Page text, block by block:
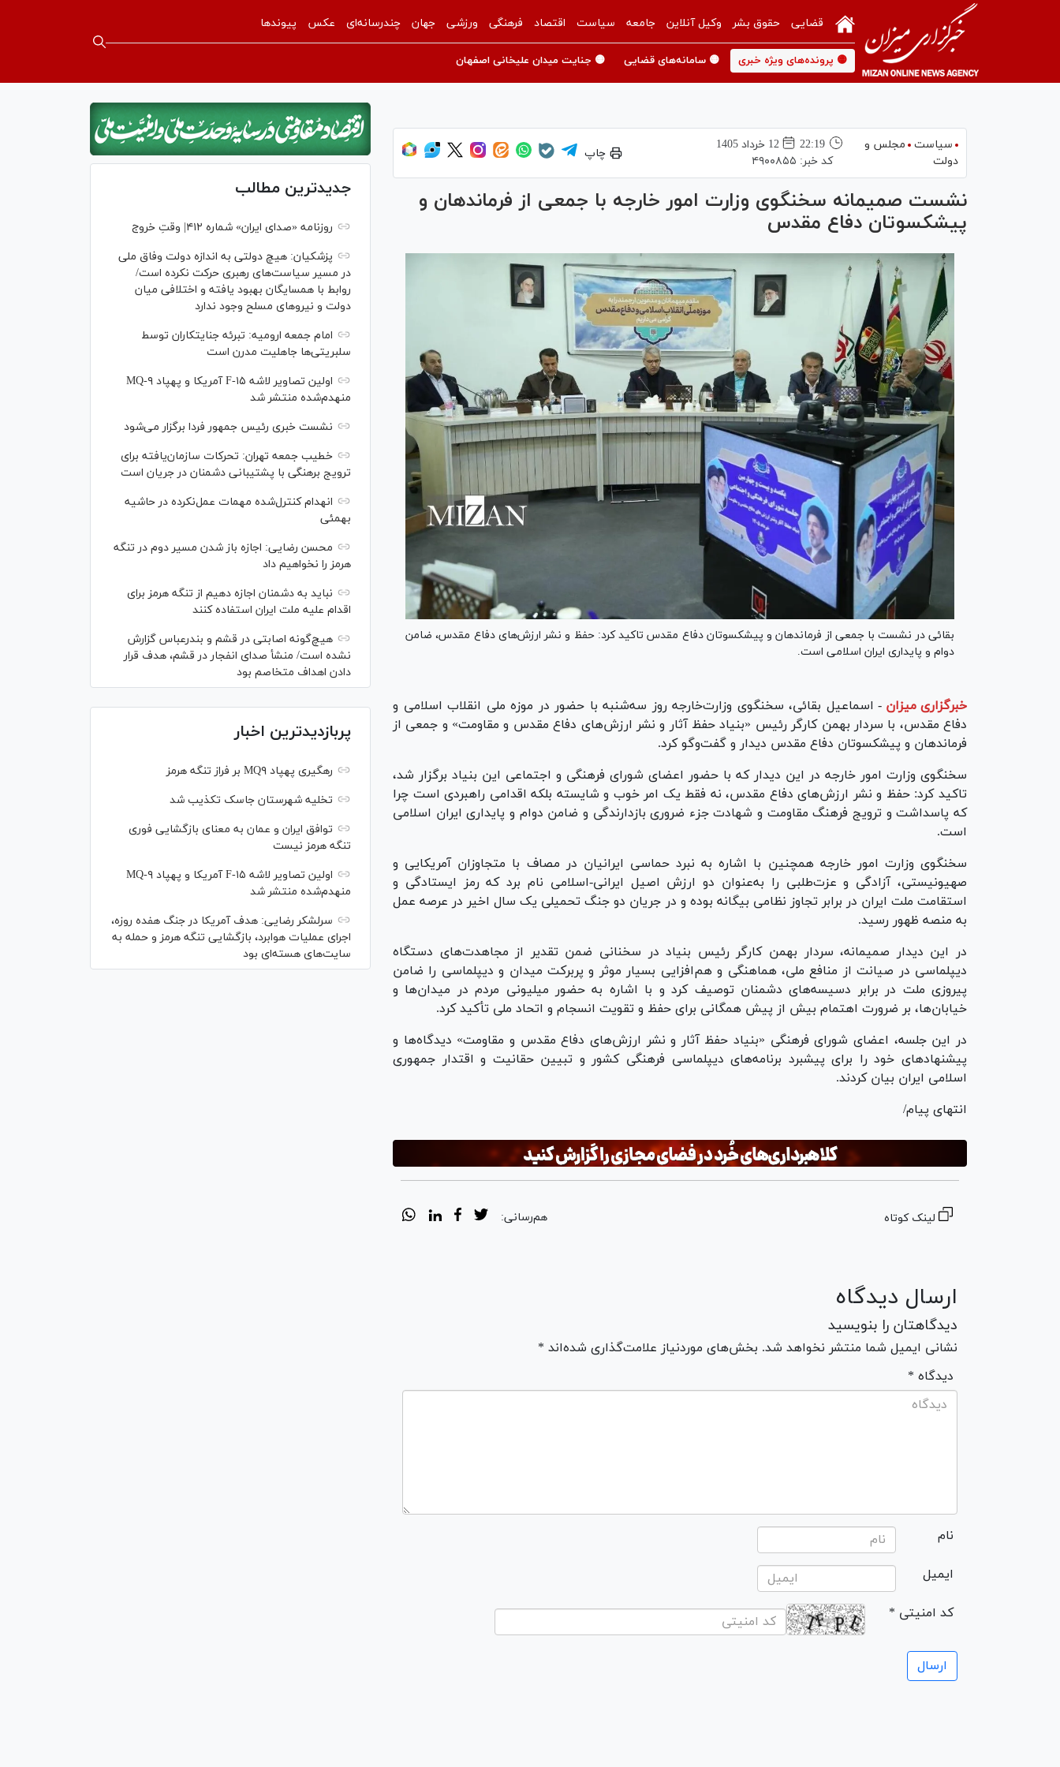
قضایی حقوق بشر وکیل آنلاین جامعه سیاست اقتصاد فرهنگی ورزشی جهان چندرسانه‌ای عکس پیوندها
🟡 پرونده‌های ویژه خبری 🟡 سامانه‌های قضایی 🟡 جنایت میدان علیخانی اصفهان
سیاست
مجلس و
دولت
22:19
12 خرداد 1405
کد خبر: ۴۹۰۰۸۵۵
چاپ
نشست صمیمانه سخنگوی وزارت امور خارجه با جمعی از فرماندهان و
پیشکسوتان دفاع مقدس
بقائی در نشست با جمعی از فرماندهان و پیشکسوتان دفاع مقدس تاکید کرد: حفظ و نشر ارزش‌های دفاع مقدس، ضامن
دوام و پایداری ایران اسلامی است.
خبرگزاری میزان - اسماعیل بقائی، سخنگوی وزارت‌خارجه روز سه‌شنبه با حضور در موزه ملی انقلاب اسلامی و
دفاع مقدس، با سردار بهمن کارگر رئیس «بنیاد حفظ آثار و نشر ارزش‌های دفاع مقدس و مقاومت» و جمعی از
فرماندهان و پیشکسوتان دفاع مقدس دیدار و گفت‌و‌گو کرد.
سخنگوی وزارت امور خارجه در این دیدار که با حضور اعضای شورای فرهنگی و اجتماعی این بنیاد برگزار شد،
تاکید کرد: حفظ و نشر ارزش‌های دفاع مقدس، نه فقط یک امر خوب و شایسته بلکه اقدامی راهبردی است چرا
که پاسداشت و ترویج فرهنگ مقاومت و شهادت جزء ضروری بازدارندگی و ضامن دوام و پایداری ایران اسلامی
است.
سخنگوی وزارت امور خارجه همچنین با اشاره به نبرد حماسی ایرانیان در مصاف با متجاوزان آمریکایی و
صهیونیستی، آزادگی و عزت‌طلبی را به‌عنوان دو ارزش اصیل ایرانی-اسلامی نام برد که رمز ایستادگی و
استقامت ملت ایران در برابر تجاوز نظامی بیگانه بوده و در جریان دو جنگ تحمیلی یک سال اخیر در عرصه عمل
به منصه ظهور رسید.
در این دیدار صمیمانه، سردار بهمن کارگر رئیس بنیاد در سخنانی ضمن تقدیر از مجاهدت‌های دستگاه
دیپلماسی در صیانت از منافع ملی، هماهنگی و هم‌افزایی بسیار موثر و پربرکت میدان و دیپلماسی را ضامن
پیروزی ملت در برابر دسیسه‌های دشمنان توصیف کرد و با اشاره به حضور میلیونی مردم در میدان‌ها و
خیابان‌ها، بر ضرورت اهتمام بیش از پیش همگانی برای حفظ و تقویت انسجام و اتحاد ملی تأکید کرد.
در این جلسه، اعضای شورای فرهنگی «بنیاد حفظ آثار و نشر ارزش‌های دفاع مقدس و مقاومت» دیدگاه‌ها و
پیشنهاد‌های خود را برای پیشبرد برنامه‌های دیپلماسی فرهنگی کشور و تبیین حقانیت و اقتدار جمهوری
اسلامی ایران بیان کردند.
انتهای پیام/
لینک کوتاه هم‌رسانی:
ارسال دیدگاه
دیدگاهتان را بنویسید
نشانی ایمیل شما منتشر نخواهد شد. بخش‌های موردنیاز علامت‌گذاری شده‌اند *
* دیدگاه
نام
ایمیل
* کد امنیتی
جدیدترین مطالب
روزنامه «صدای ایران» شماره ۴۱۲| وقتِ خروج
پزشکیان: هیچ دولتی به اندازه دولت وفاق ملی
در مسیر سیاست‌های رهبری حرکت نکرده است/
روابط با همسایگان بهبود یافته و اختلافی میان
دولت و نیروهای مسلح وجود ندارد
امام جمعه ارومیه: تبرئه جنایتکاران توسط
سلبریتی‌ها جاهلیت مدرن است
اولین تصاویر لاشه F-۱۵ آمریکا و پهپاد MQ-۹
منهدم‌شده منتشر شد
نشست خبری رئیس‌ جمهور فردا برگزار می‌شود
خطیب جمعه تهران: تحرکات سازمان‌یافته برای
ترویج برهنگی با پشتیبانی دشمنان در جریان است
انهدام کنترل‌شده مهمات عمل‌نکرده در حاشیه
بهمئی
محسن رضایی: اجازه باز شدن مسیر دوم در تنگه
هرمز را نخواهیم داد
نباید به دشمنان اجازه دهیم از تنگه هرمز برای
اقدام علیه ملت ایران استفاده کنند
هیچ‌گونه اصابتی در قشم و بندرعباس گزارش
نشده است/ منشأ صدای انفجار در قشم، هدف قرار
دادن اهداف متخاصم بود
پربازدیدترین اخبار
رهگیری پهپاد MQ۹ بر فراز تنگه هرمز
تخلیه شهرستان جاسک تکذیب شد
توافق ایران و عمان به معنای بازگشایی فوری
تنگه هرمز نیست
اولین تصاویر لاشه F-۱۵ آمریکا و پهپاد MQ-۹
منهدم‌شده منتشر شد
سرلشکر رضایی: هدف آمریکا در جنگ هفده روزه،
اجرای عملیات هوابرد، بازگشایی تنگه هرمز و حمله به
سایت‌های هسته‌ای بود